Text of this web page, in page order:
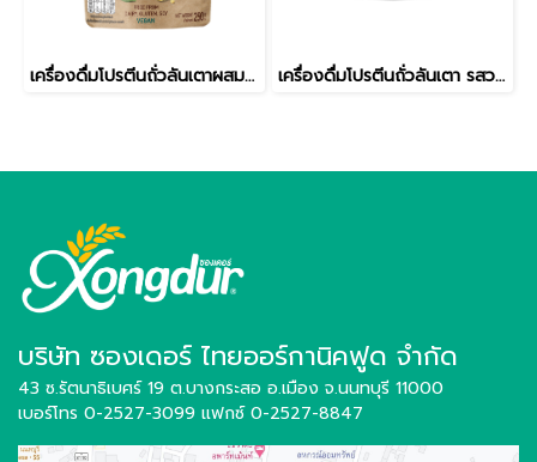
เครื่องดื่มโปรตีนถั่วลันเตาผสมผักโขม ออร์แกนิค Plant-Based Protein ขนาด 250 กรัม Xongdur Plus ซองเดอร์พลัส เครื่องดื่มโปรตีนถั่วลันเตา รสวนิลา Plant-Based Protein ขนาด 500 กรัม Xongdur Plus ซองเดอร์พลัส
บริษัท ซองเดอร์ ไทยออร์กานิคฟูด จำกัด
43 ซ.รัตนาธิเบศร์ 19 ต.บางกระสอ อ.เมือง จ.นนทบุรี 11000
เบอร์โทร 0-2527-3099 แฟกซ์ 0-2527-8847